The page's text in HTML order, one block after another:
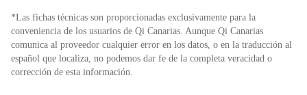
*Las fichas técnicas son proporcionadas exclusivamente para la
conveniencia de los usuarios de Qi Canarias. Aunque Qi Canarias
comunica al proveedor cualquier error en los datos, o en la traducción al
español que localiza, no podemos dar fe de la completa veracidad o
corrección de esta información.